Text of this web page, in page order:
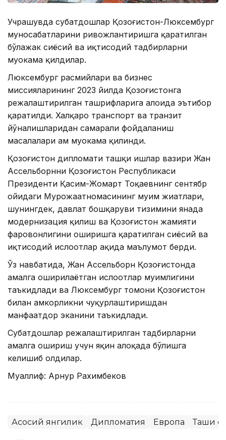
Учрашувда суҳбатдошлар Қозоғистон-Люксембург
муносабатларини ривожлантиришга қаратилган
бўлажак сиёсий ва иқтисодий тадбирларни
муҳокама қилдилар.
Люксембург расмийлари ва бизнес
миссияларининг 2023 йилда Қозоғистонга
режалаштирилган ташрифларига алоҳида эътибор
қаратилди. Халқаро транспорт ва транзит
йўналишларидан самарали фойдаланиш
масалалари ҳам муҳокама қилинди.
Қозоғистон дипломати ташқи ишлар вазири Жан
Ассельборнни Қозоғистон Республикаси
Президенти Қасим-Жомарт Тоқаевнинг сентябр
ойидаги Мурожаатномасининг муҳим жиҳатлари,
шунингдек, давлат бошқаруви тизимини янада
модернизация қилиш ва Қозоғистон жамияти
фаровонлигини оширишга қаратилган сиёсий ва
иқтисодий ислоҳотлар ҳақида маълумот берди.
Ўз навбатида, Жан Ассельборн Қозоғистонда
амалга оширилаётган ислоҳотлар муҳимлигини
таъкидлади ва Люксембург томони Қозоғистон
билан ҳамкорликни чуқурлаштиришдан
манфаатдор эканини таъкидлади.
Суҳбатдошлар режалаштирилган тадбирларни
амалга ошириш учун яқин алоқада бўлишга
келишиб олдилар.
Муаллиф: Арнур Рахимбеков
Асосий янгилик Дипломатия Европа Ташқи